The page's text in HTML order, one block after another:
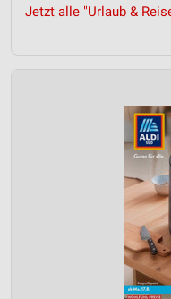
Jetzt alle "Urlaub &